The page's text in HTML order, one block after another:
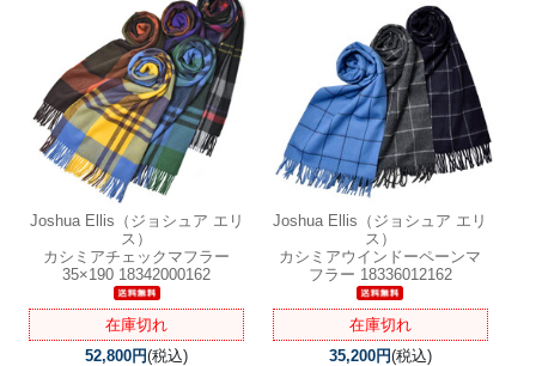
Joshua Ellis（ジョシュア エリ
ス）
カシミアチェックマフラー
35×190 18342000162
在庫切れ
52,800円(税込)
Joshua Ellis（ジョシュア エリ
ス）
カシミアウインドーペーンマ
フラー 18336012162
在庫切れ
35,200円(税込)